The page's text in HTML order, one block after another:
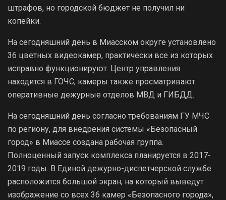
штрафов, но городской бюджет не получил ни
копейки.
На сегодняшний день в Миасском округе установлено
36 цветных видеокамер, практически все из которых
исправно функционируют. Центр управления
находится в ГОЧС, камеры также просматривают
оперативные дежурные отделов МВД и ГИБДД.
На сегодняшний день согласно требованиям ГУ МЧС
по региону, для внедрения системы «Безопасный
город» в Миассе создана рабочая группа.
Полноценный запуск комплекса планируется в 2017-
2019 годы. В Единой дежурно-диспетчерской службе
расположится большой экран, на который выведут
изображение со всех 36 камер «Безопасного города»,